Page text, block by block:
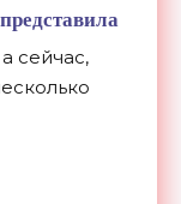
сейчас,